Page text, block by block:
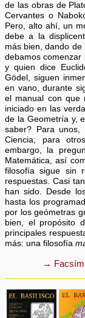
de las obras de
Cervantes o
Pero, alto ahí, un
debe a la
más bien, dando de
debamos comenzar
y quien dice
Gödel, siguen
en vano, durante
el manual con que
iniciado en las
de la Geometría y,
saber? Para
Ciencia; para
embargo, la
Matemática, así
filosofía sigue sin
respuestas. Casi
han sido. Desde
hasta los
por los geómetras
bien, el propósito
principales
más: una filosofía
→